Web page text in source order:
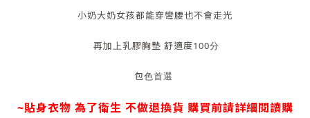
小奶大奶女孩都能穿彎腰也不會走光
再加上乳膠胸墊 舒適度100分
包色首選
~貼身衣物 為了衛生 不做退換貨 購買前請詳細閱讀購